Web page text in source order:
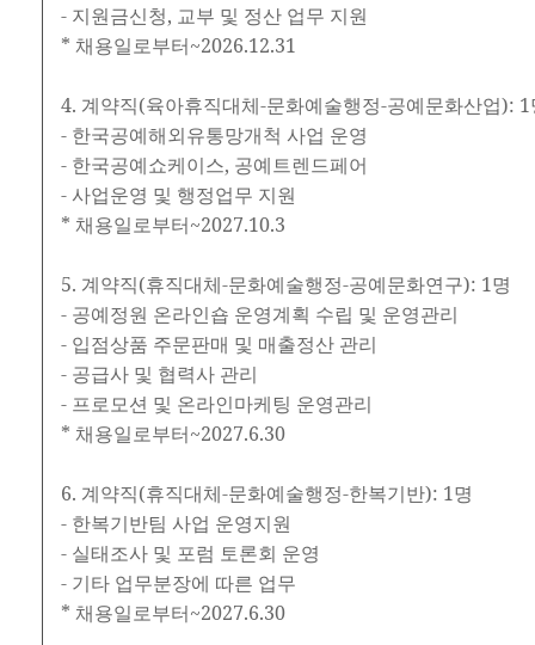
- 지원금신청, 교부 및 정산 업무 지원
* 채용일로부터~2026.12.31
4. 계약직(육아휴직대체-문화예술행정-공예문화산업): 1
- 한국공예해외유통망개척 사업 운영
- 한국공예쇼케이스, 공예트렌드페어
- 사업운영 및 행정업무 지원
* 채용일로부터~2027.10.3
5. 계약직(휴직대체-문화예술행정-공예문화연구): 1명
- 공예정원 온라인숍 운영계획 수립 및 운영관리
- 입점상품 주문판매 및 매출정산 관리
- 공급사 및 협력사 관리
- 프로모션 및 온라인마케팅 운영관리
* 채용일로부터~2027.6.30
6. 계약직(휴직대체-문화예술행정-한복기반): 1명
- 한복기반팀 사업 운영지원
- 실태조사 및 포럼 토론회 운영
- 기타 업무분장에 따른 업무
* 채용일로부터~2027.6.30